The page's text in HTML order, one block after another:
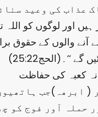
آنے والوں کے حقوق
‘‘۔(الحج25:22)
کعبہ کی حفاظت
( ابرھہ)جب
حملہ آور فوج کو